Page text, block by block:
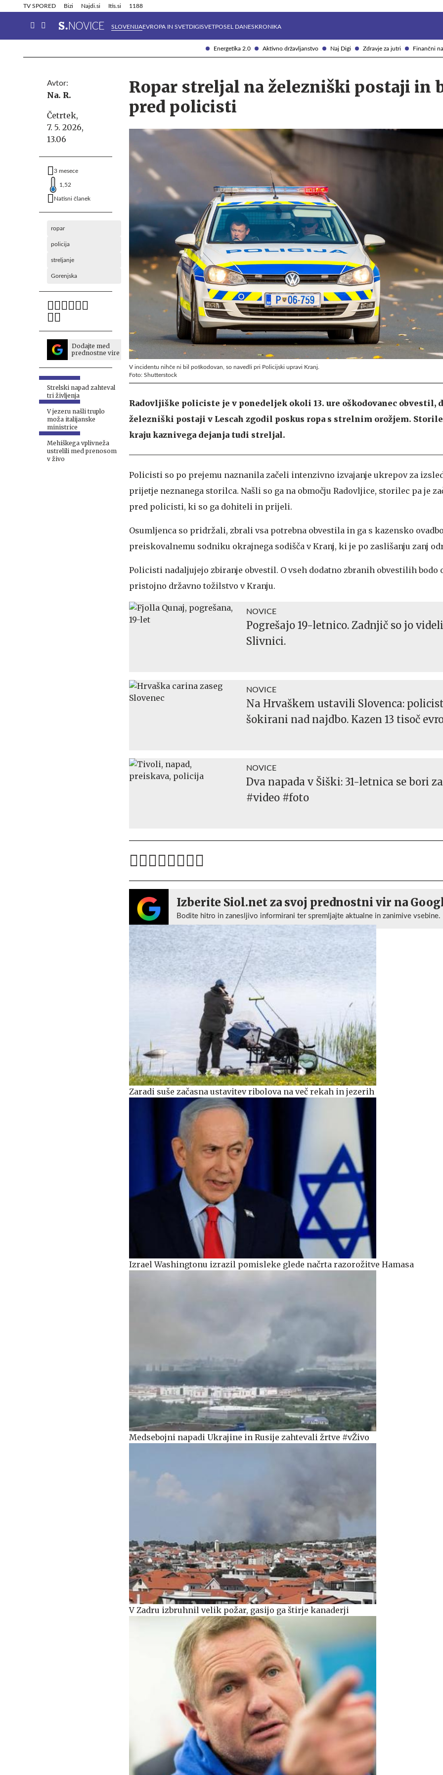
Energetika 2.0 Aktivno državljanstvo Naj Digi Zdravje za jutri Finančni
TV SPORED Bizi Najdi.si Itis.si 1188
SLOVENIJAEVROPA IN SVETDIGISVETPOSEL DANESKRONIKA
Info in obvestila Tehnik
Avtor:
Na. R.
Četrtek,
7. 5. 2026,
13.06
3 mesece
1,52
Natisni članek
ropar
policija
streljanje
Gorenjska
Dodajte med
prednostne vire
Strelski napad zahteval
tri življenja
V jezeru našli truplo
moža italijanske
ministrice
Mehiškega vplivneža
ustrelili med prenosom
v živo
Ropar streljal na železniški postaji in
pred policisti
V incidentu nihče ni bil poškodovan, so navedli pri Policijski upravi Kranj.
Foto: Shutterstock
Radovljiške policiste je v ponedeljek okoli 13. ure oškodovanec obvestil,
železniški postaji v Lescah zgodil poskus ropa s strelnim orožjem.
kraju kaznivega dejanja tudi streljal.
Policisti so po prejemu naznanila začeli intenzivno izvajanje ukrepov za
prijetje neznanega storilca. Našli so ga na območju Radovljice, storilec pa je
pred policisti, ki so ga dohiteli in prijeli.
Osumljenca so pridržali, zbrali vsa potrebna obvestila in ga s kazensko
preiskovalnemu sodniku okrajnega sodišča v Kranj, ki je po zaslišanju zanj
Policisti nadaljujejo zbiranje obvestil. O vseh dodatno zbranih obvestilih bodo
pristojno državno tožilstvo v Kranju.
NOVICE
Pogrešajo 19-letnico. Zadnjič so jo
Slivnici.
NOVICE
Na Hrvaškem ustavili Slovenca:
šokirani nad najdbo. Kazen 13 tisoč
NOVICE
Dva napada v Šiški: 31-letnica se bori
#video #foto
Izberite Siol.net za svoj prednostni vir na
Bodite hitro in zanesljivo informirani ter spremljajte aktualne in zanimive vsebine.
Zaradi suše začasna ustavitev ribolova na več rekah in jezerih
Izrael Washingtonu izrazil pomisleke glede načrta razorožitve Hamasa
Medsebojni napadi Ukrajine in Rusije zahtevali žrtve #vŽivo
V Zadru izbruhnil velik požar, gasijo ga štirje kanaderji